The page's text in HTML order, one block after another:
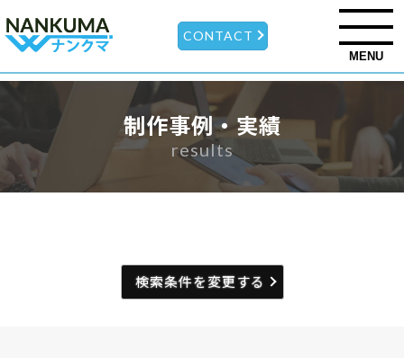
CONTACT
MENU
制作事例・実績
results
検索条件を変更する